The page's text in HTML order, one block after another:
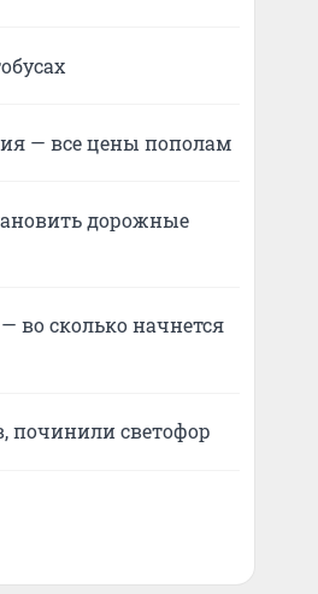
— все цены пополам
дорожные
во сколько начнется
починили светофор